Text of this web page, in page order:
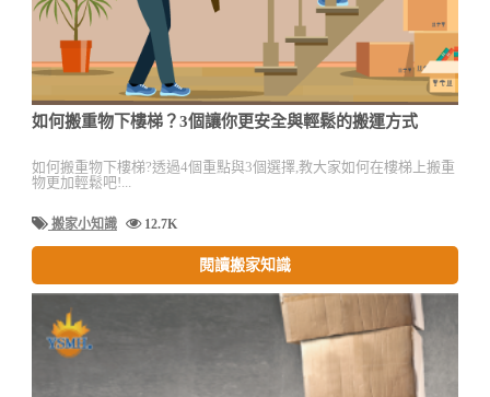
如何搬重物下樓梯？3個讓你更安全與輕鬆的搬運方式
如何搬重物下樓梯?透過4個重點與3個選擇,教大家如何在樓梯上搬重
物更加輕鬆吧!...
搬家小知識 12.7K
閱讀搬家知識